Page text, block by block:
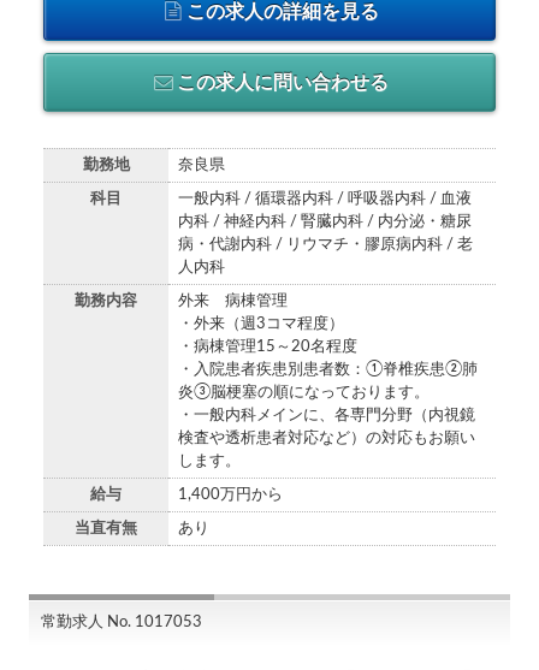
この求人の詳細を見る
この求人に問い合わせる
勤務地 奈良県
科目
一般内科 / 循環器内科 / 呼吸器内科 / 血液
内科 / 神経内科 / 腎臓内科 / 内分泌・糖尿
病・代謝内科 / リウマチ・膠原病内科 / 老
人内科
勤務内容
外来 病棟管理
・外来（週3コマ程度）
・病棟管理15～20名程度
・入院患者疾患別患者数：①脊椎疾患②肺
炎③脳梗塞の順になっております。
・一般内科メインに、各専門分野（内視鏡
検査や透析患者対応など）の対応もお願い
します。
給与 1,400万円から
当直有無 あり
常勤求人 No. 1017053